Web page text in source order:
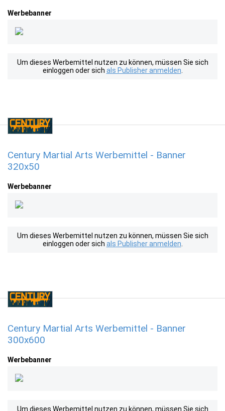
Werbebanner
Um dieses Werbemittel nutzen zu können, müssen Sie sich
einloggen oder sich als Publisher anmelden
Century Martial Arts Werbemittel - Banner
320x50
Werbebanner
Um dieses Werbemittel nutzen zu können, müssen Sie sich
einloggen oder sich als Publisher anmelden
Century Martial Arts Werbemittel - Banner
300x600
Werbebanner
Um dieses Werbemittel nutzen zu können, müssen Sie sich